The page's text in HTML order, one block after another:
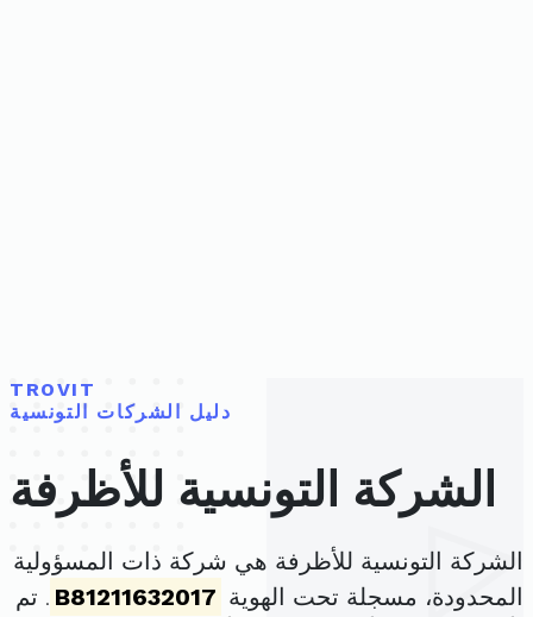
TROVIT
دليل الشركات التونسية
الشركة التونسية للأظرفة
الشركة التونسية للأظرفة هي شركة ذات المسؤولية
المحدودة، مسجلة تحت الهوية B81211632017 . تم